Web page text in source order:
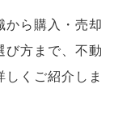
から購入・売却
び方まで、不動
くご紹介しま